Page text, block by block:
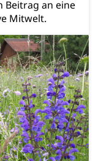
Beitrag an eine
Mitwelt.
Motorrad,
OW, NW,